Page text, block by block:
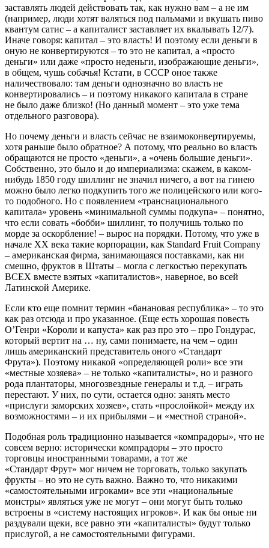
заставлять людей действовать так, как нужно вам – а не им
(например, люди хотят валяться под пальмами и вкушать пиво
квантум сатис – а капиталист заставляет их вкалывать 12/7).
Иначе говоря: капитал – это власть! И поэтому если деньги в
оную не конвертируются – то это не капитал, а «просто
деньги» или даже «просто неденьги, изображающие деньги»,
в общем, чушь собачья! Кстати, в СССР оное также
наличествовало: там деньги однозначно во власть не
конвертировались – и поэтому никакого капитала в стране
не было даже близко! (Но данный момент – это уже тема
отдельного разговора).
Но почему деньги и власть сейчас не взаимоконвертируемы,
хотя раньше было обратное? А потому, что реально во власть
обращаются не просто «деньги», а «очень большие деньги».
Собственно, это было и до империализма: скажем, в каком-
нибудь 1850 году шиллинг не значил ничего, а вот на гинею
можно было легко подкупить того же полицейского или кого-
то подобного. Но с появлением «транснационального
капитала» уровень «минимальной суммы подкупа» – понятно,
что если совать «бобби» шиллинг, то получишь только по
морде за оскорбление! – вырос на порядки. Потому, что уже в
начале XX века такие корпорации, как Standard Fruit Company
– американская фирма, занимающаяся поставками, как ни
смешно, фруктов в Штаты – могла с легкостью перекупать
ВСЕХ вместе взятых «капиталистов», наверное, во всей
Латинской Америке.
Если кто еще помнит термин «банановая республика» – то это
как раз отсюда и про указанное. (Еще есть хорошая повесть
О’Генри «Короли и капуста» как раз про это – про Гондурас,
который вертит на … ну, сами понимаете, на чем – один
лишь американский представитель оного «Стандарт
Фрута»). Поэтому никакой «определяющей роли» все эти
«местные хозяева» – не только «капиталисты», но и разного
рода плантаторы, многозвездные генералы и т.д. – играть
перестают. У них, по сути, остается одно: занять место
«прислуги заморских хозяев», стать «прослойкой» между их
возможностями – и их прибылями – и «местной страной».
Подобная роль традиционно называется «компрадоры», что не
совсем верно: исторически компрадоры – это просто
торговцы иностранными товарами, а тот же
«Стандарт Фрут» мог ничем не торговать, только закупать
фрукты – но это не суть важно. Важно то, что никакими
«самостоятельными игроками» все эти «национальные
монстры» являться уже не могут – они могут быть только
встроены в «систему настоящих игроков». И как бы оные ни
раздували щеки, все равно эти «капиталисты» будут только
прислугой, а не самостоятельными фигурами.